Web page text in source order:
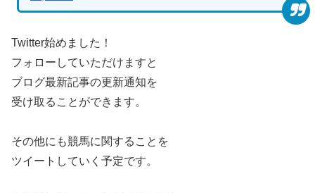
Twitter始めました！
フォローしていただけますと
ブログ最新記事の更新通知を
受け取ることができます。
その他にも競馬に関することを
ツイートしていく予定です。